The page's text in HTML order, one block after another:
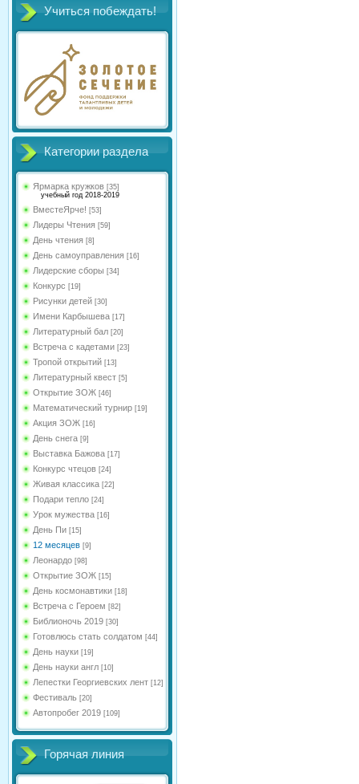
Учиться побеждать!
Категории раздела
Ярмарка кружков [35]
учебный год 2018-2019
ВместеЯрче! [53]
Лидеры Чтения [59]
День чтения [8]
День самоуправления [16]
Лидерские сборы [34]
Конкурс [19]
Рисунки детей [30]
Имени Карбышева [17]
Литературный бал [20]
Встреча с кадетами [23]
Тропой открытий [13]
Литературный квест [5]
Открытие ЗОЖ [46]
Математический турнир [19]
Акция ЗОЖ [16]
День снега [9]
Выставка Бажова [17]
Конкурс чтецов [24]
Живая классика [22]
Подари тепло [24]
Урок мужества [16]
День Пи [15]
12 месяцев [9]
Леонардо [98]
Открытие ЗОЖ [15]
День космонавтики [18]
Встреча с Героем [82]
Библионочь 2019 [30]
Готовлюсь стать солдатом [44]
День науки [19]
День науки англ [10]
Лепестки Георгиевских лент [12]
Фестиваль [20]
Автопробег 2019 [109]
Горячая линия